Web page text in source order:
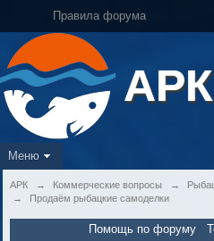
Правила форума
АРК
Меню
АРК → Коммерческие вопросы →
→
Продаём рыбацкие самоделки
Помощь по форуму